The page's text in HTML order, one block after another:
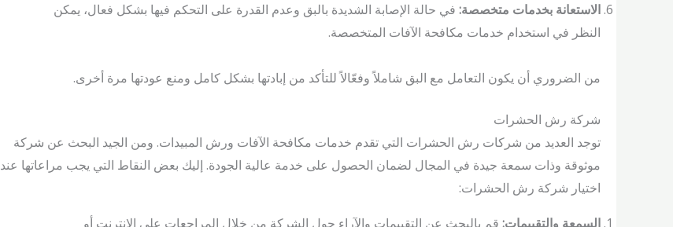
الاستعانة بخدمات متخصصة: في حالة الإصابة الشديدة بالبق وعدم القدرة على التحكم فيها بشكل فعال، يمكن
النظر في استخدام خدمات مكافحة الآفات المتخصصة.
من الضروري أن يكون التعامل مع البق شاملاً وفعّالاً للتأكد من إبادتها بشكل كامل ومنع عودتها مرة أخرى.
شركة رش الحشرات
توجد العديد من شركات رش الحشرات التي تقدم خدمات مكافحة الآفات ورش المبيدات. ومن الجيد البحث عن شركة
موثوقة وذات سمعة جيدة في المجال لضمان الحصول على خدمة عالية الجودة. إليك بعض النقاط التي يجب مراعاتها عند
اختيار شركة رش الحشرات:
السمعة والتقييمات: قم بالبحث عن التقييمات والآراء حول الشركة من خلال المراجعات على الإنترنت أو